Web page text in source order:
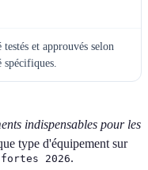
et approuvés selon
spécifiques.
indispensables pour les
type d'équipement sur
2026.